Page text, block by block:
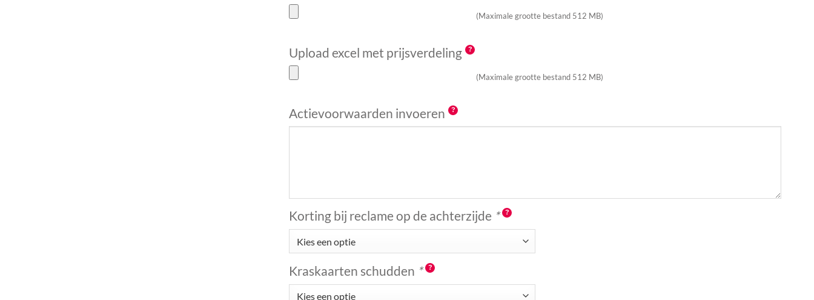
(Maximale grootte bestand 512 MB)
Upload excel met prijsverdeling
(Maximale grootte bestand 512 MB)
Actievoorwaarden invoeren
Korting bij reclame op de achterzijde *
Kraskaarten schudden *